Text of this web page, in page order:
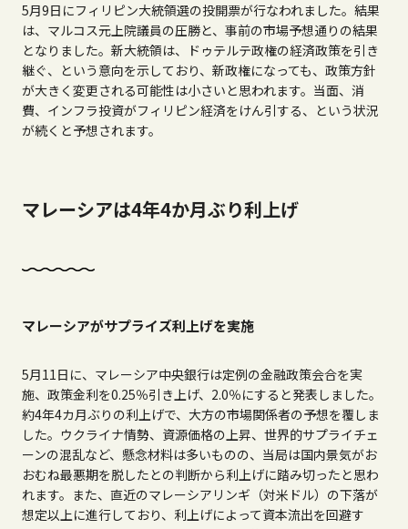
5月9日にフィリピン大統領選の投開票が行なわれました。結果
は、マルコス元上院議員の圧勝と、事前の市場予想通りの結果
となりました。新大統領は、ドゥテルテ政権の経済政策を引き
継ぐ、という意向を示しており、新政権になっても、政策方針
が大きく変更される可能性は小さいと思われます。当面、消
費、インフラ投資がフィリピン経済をけん引する、という状況
が続くと予想されます。
マレーシアは4年4か月ぶり利上げ
マレーシアがサプライズ利上げを実施
5月11日に、マレーシア中央銀行は定例の金融政策会合を実
施、政策金利を0.25％引き上げ、2.0％にすると発表しました。
約4年4カ月ぶりの利上げで、大方の市場関係者の予想を覆しま
した。ウクライナ情勢、資源価格の上昇、世界的サプライチェ
ーンの混乱など、懸念材料は多いものの、当局は国内景気がお
おむね最悪期を脱したとの判断から利上げに踏み切ったと思わ
れます。また、直近のマレーシアリンギ（対米ドル）の下落が
想定以上に進行しており、利上げによって資本流出を回避す